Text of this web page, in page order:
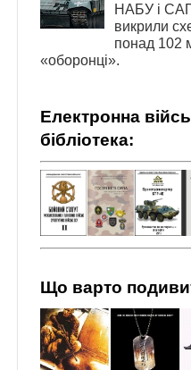
НАБУ і
викрили
понад 102
«оборонці».
Електронна
бібліотека:
Що варто